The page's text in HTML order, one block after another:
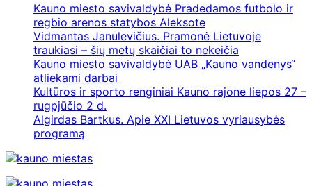
Kauno miesto savivaldybė Pradedamos futbolo ir
regbio arenos statybos Aleksote
Vidmantas Janulevičius. Pramonė Lietuvoje
traukiasi – šių metų skaičiai to nekeičia
Kauno miesto savivaldybė UAB „Kauno vandenys“
atliekami darbai
Kultūros ir sporto renginiai Kauno rajone liepos 27 –
rugpjūčio 2 d.
Algirdas Bartkus. Apie XXI Lietuvos vyriausybės
programą